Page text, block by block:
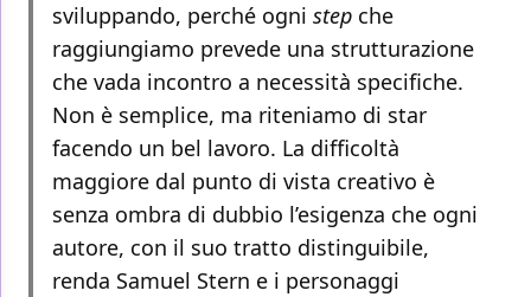
sviluppando, perché ogni step che
raggiungiamo prevede una strutturazione
che vada incontro a necessità specifiche.
Non è semplice, ma riteniamo di star
facendo un bel lavoro. La difficoltà
maggiore dal punto di vista creativo è
senza ombra di dubbio l’esigenza che ogni
autore, con il suo tratto distinguibile,
renda Samuel Stern e i personaggi